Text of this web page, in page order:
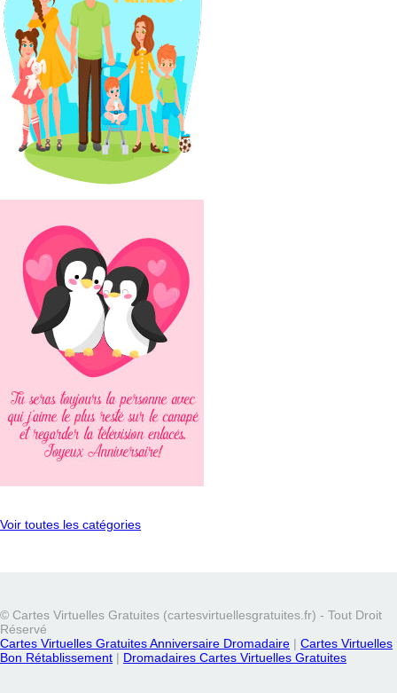
Voir toutes les catégories
© Cartes Virtuelles Gratuites (cartesvirtuellesgratuites.fr) - Tout Droit
Réservé
Cartes Virtuelles Gratuites Anniversaire Dromadaire | Cartes Virtuelles
Bon Rétablissement | Dromadaires Cartes Virtuelles Gratuites